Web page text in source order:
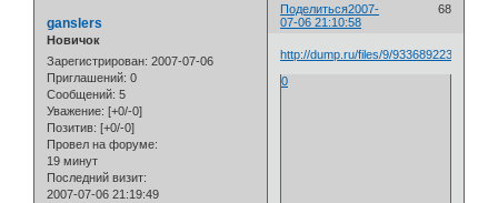
Поделиться 68
2007-
07-06 21:10:58
ganslers
Новичок
Зарегистрирован: 2007-07-06
Приглашений: 0
Сообщений: 5
Уважение: [+0/-0]
Позитив: [+0/-0]
Провел на форуме:
19 минут
Последний визит:
2007-07-06 21:19:49
http://dump.ru/files/9/933689223/
0